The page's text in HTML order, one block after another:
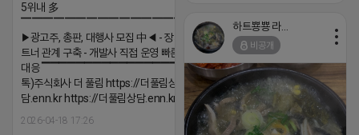
5위내 多
▔▔▔▔▔▔▔▔▔▔▔▔▔▔▔▔▔▔
▶광고주, 총판, 대행사 모집 中◀ - 장기 협업 파
트너 관계 구축 - 개발사 직접 운영 빠른 피드백
대응 ▔▔▔▔▔▔▔▔▔▔▔▔▔▔▔▔▔▔ (카
톡)주식회사 더 풀림 https://더풀림상
담.enn.kr https://더풀림상담.enn.kr
2026-04-18 17:26
하트뿅뿅 라이언
비공개